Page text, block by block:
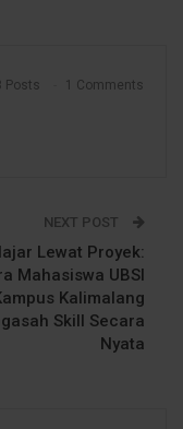
Posts 1 Comments
NEXT POST
Lewat Proyek:
Mahasiswa UBSI
Kalimalang
Skill Secara
Nyata